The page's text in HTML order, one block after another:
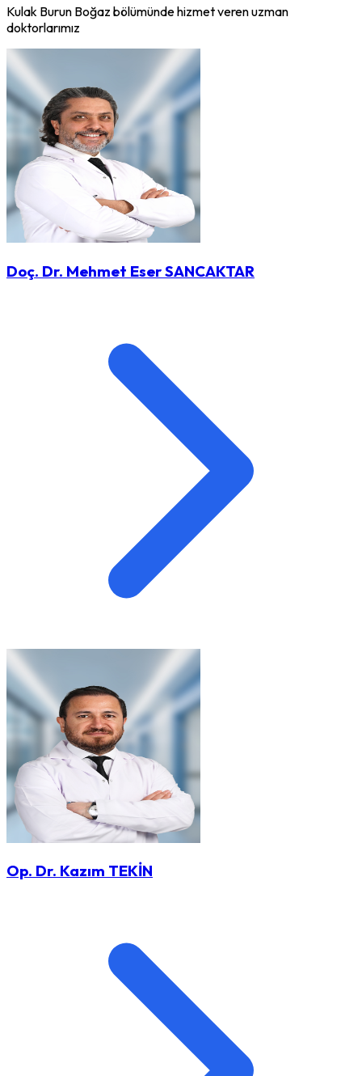
Kulak Burun Boğaz bölümünde hizmet veren uzman
doktorlarımız
Doç. Dr. Mehmet Eser SANCAKTAR
Op. Dr. Kazım TEKİN